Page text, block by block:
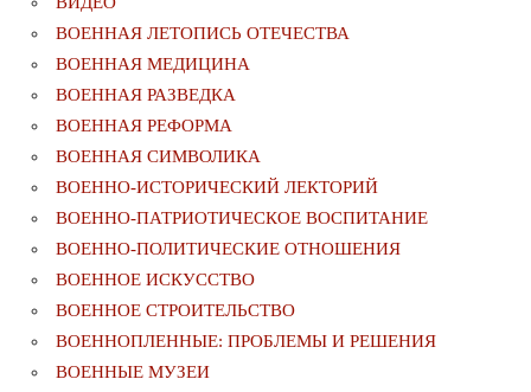
ВОЕННАЯ ЛЕТОПИСЬ ОТЕЧЕСТВА
ВОЕННАЯ МЕДИЦИНА
ВОЕННАЯ РАЗВЕДКА
ВОЕННАЯ РЕФОРМА
ВОЕННАЯ СИМВОЛИКА
ВОЕННО-ИСТОРИЧЕСКИЙ ЛЕКТОРИЙ
ВОЕННО-ПАТРИОТИЧЕСКОЕ ВОСПИТАНИЕ
ВОЕННО-ПОЛИТИЧЕСКИE ОТНОШЕНИЯ
ВОЕННОЕ ИСКУССТВО
ВОЕННОЕ СТРОИТЕЛЬСТВО
ВОЕННОПЛЕННЫЕ: ПРОБЛЕМЫ И РЕШЕНИЯ
ВОЕННЫЕ МУЗЕИ